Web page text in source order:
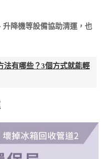
降機等設備協助清運，也
法有哪些？3個方式就能輕